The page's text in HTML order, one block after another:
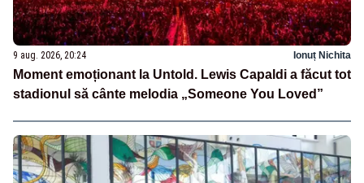
9 aug. 2026, 20:24 Ionuț Nichita
Moment emoționant la Untold. Lewis Capaldi a făcut tot
stadionul să cânte melodia „Someone You Loved”